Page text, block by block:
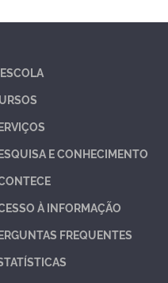
E CONHECIMENTO
À INFORMAÇÃO
FREQUENTES